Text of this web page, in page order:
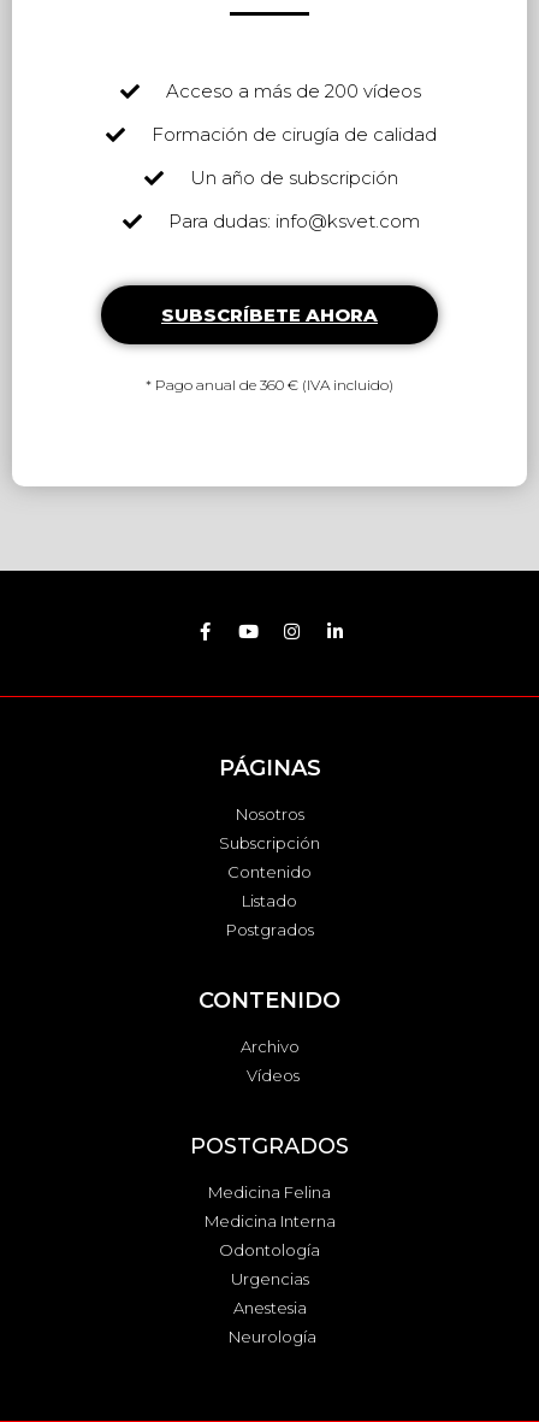
Acceso a más de 200 vídeos
Formación de cirugía de calidad
Un año de subscripción
Para dudas: info@ksvet.com
SUBSCRÍBETE AHORA
* Pago anual de 360 € (IVA incluido)
PÁGINAS
Nosotros
Subscripción
Contenido
Listado
Postgrados
CONTENIDO
Archivo
Vídeos
POSTGRADOS
Medicina Felina
Medicina Interna
Odontología
Urgencias
Anestesia
Neurología